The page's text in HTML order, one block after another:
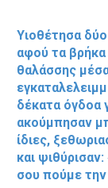
Υιοθέτησα
αφού τα
θαλάσσης
δέκατα όγδοα
ακούμπησαν
ίδιες,
και
σου πούμε την